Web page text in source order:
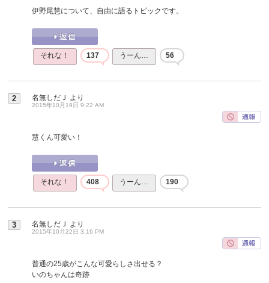
伊野尾慧について、自由に語るトピックです。
それな！ 137 うーん… 56
2 名無しだＪ より
2015年10月19日 9:22 AM
慧くん可愛い！
それな！ 408 うーん… 190
3 名無しだＪ より
2015年10月22日 3:16 PM
普通の25歳がこんな可愛らしさ出せる？
いのちゃんは奇跡